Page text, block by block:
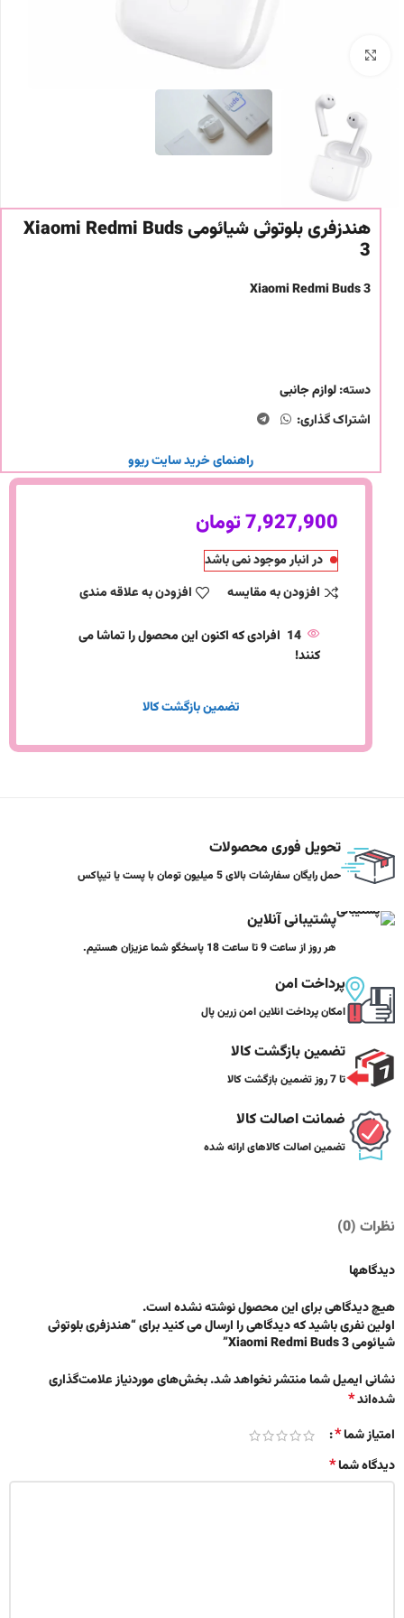
برای بزرگنمایی کلیک کنید
هندزفری بلوتوثی شیائومی Xiaomi Redmi Buds
3
Xiaomi Redmi Buds 3
دسته:لوازم جانبی
اشتراک گذاری:
راهنمای خرید سایت ریوو
7,927,900تومان
در انبار موجود نمی باشد
افزودن به مقایسه
افزودن به علاقه مندی
14 افرادی که اکنون این محصول را تماشا می
کنند!
تضمین بازگشت کالا
تحویل فوری محصولات
حمل رایگان سفارشات بالای 5 میلیون تومان با پست یا تیپاکس
پشتیبانی آنلاین
هر روز از ساعت 9 تا ساعت 18 پاسخگو شما عزیزان هستیم.
پرداخت امن
امکان پرداخت انلاین امن زرین پال
تضمین بازگشت کالا
تا 7 روز تضمین بازگشت کالا
ضمانت اصالت کالا
تضمین اصالت کالاهای ارائه شده
نظرات (0)
دیدگاهها
هیچ دیدگاهی برای این محصول نوشته نشده است.
اولین نفری باشید که دیدگاهی را ارسال می کنید برای “هندزفری بلوتوثی
شیائومی Xiaomi Redmi Buds 3”
نشانی ایمیل شما منتشر نخواهد شد.بخش‌های موردنیاز علامت‌گذاری
شده‌اند*
امتیاز شما*
دیدگاه شما*